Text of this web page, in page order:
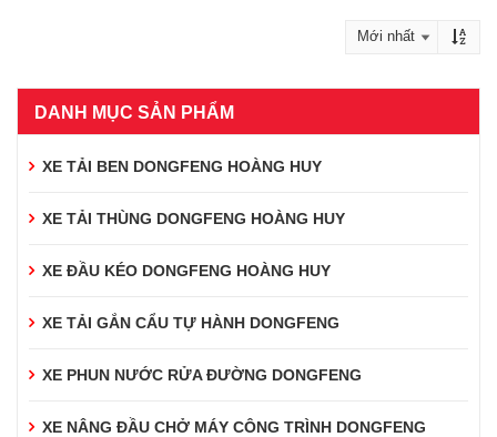
DANH MỤC SẢN PHẨM
XE TẢI BEN DONGFENG HOÀNG HUY
XE TẢI THÙNG DONGFENG HOÀNG HUY
XE ĐẦU KÉO DONGFENG HOÀNG HUY
XE TẢI GẮN CẨU TỰ HÀNH DONGFENG
XE PHUN NƯỚC RỬA ĐƯỜNG DONGFENG
XE NÂNG ĐẦU CHỞ MÁY CÔNG TRÌNH DONGFENG